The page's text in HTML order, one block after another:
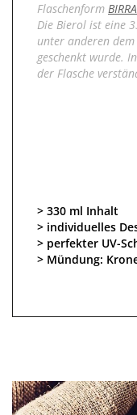
Flaschenform
Die Bierol ist eine
unter anderen dem
geschenkt wurde.
der Flasche
330 ml Inhalt
individuelles
perfekter UV-
Mündung: